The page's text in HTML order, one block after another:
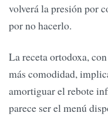
volverá la presión por
por no hacerlo.
La receta ortodoxa,
más comodidad,
amortiguar el rebote
parece ser el menú